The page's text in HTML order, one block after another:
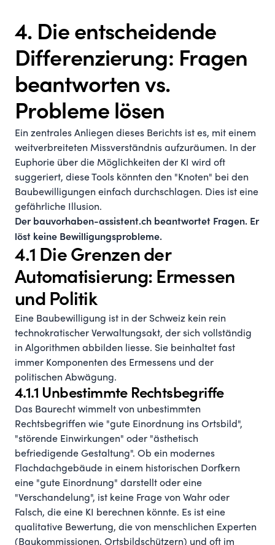
4. Die entscheidende
Differenzierung: Fragen
beantworten vs.
Probleme lösen
Ein zentrales Anliegen dieses Berichts ist es, mit einem
weitverbreiteten Missverständnis aufzuräumen. In der
Euphorie über die Möglichkeiten der KI wird oft
suggeriert, diese Tools könnten den "Knoten" bei den
Baubewilligungen einfach durchschlagen. Dies ist eine
gefährliche Illusion.
Der bauvorhaben-assistent.ch beantwortet Fragen. Er
löst keine Bewilligungsprobleme.
4.1 Die Grenzen der
Automatisierung: Ermessen
und Politik
Eine Baubewilligung ist in der Schweiz kein rein
technokratischer Verwaltungsakt, der sich vollständig
in Algorithmen abbilden liesse. Sie beinhaltet fast
immer Komponenten des Ermessens und der
politischen Abwägung.
4.1.1 Unbestimmte Rechtsbegriffe
Das Baurecht wimmelt von unbestimmten
Rechtsbegriffen wie "gute Einordnung ins Ortsbild",
"störende Einwirkungen" oder "ästhetisch
befriedigende Gestaltung". Ob ein modernes
Flachdachgebäude in einem historischen Dorfkern
eine "gute Einordnung" darstellt oder eine
"Verschandelung", ist keine Frage von Wahr oder
Falsch, die eine KI berechnen könnte. Es ist eine
qualitative Bewertung, die von menschlichen Experten
(Baukommissionen, Ortsbildschützern) und oft im